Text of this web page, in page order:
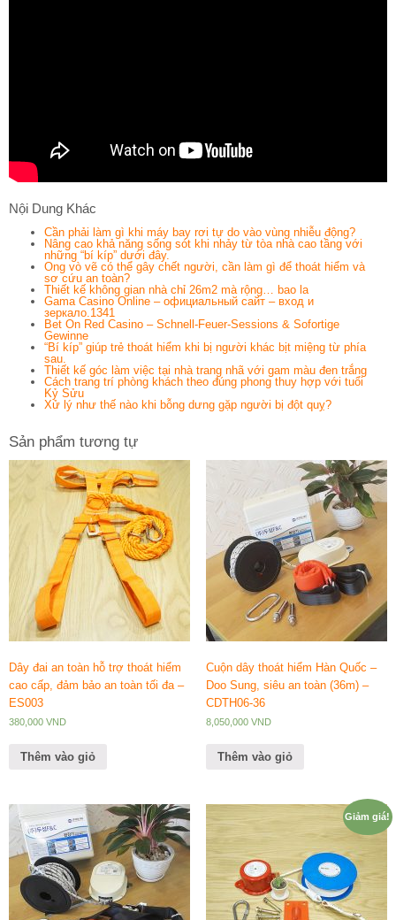
Nội Dung Khác
Cần phải làm gì khi máy bay rơi tự do vào vùng nhiễu động?
Nâng cao khả năng sống sót khi nhảy từ tòa nhà cao tầng với
những “bí kíp” dưới đây.
Ong vò vẽ có thể gây chết người, cần làm gì để thoát hiểm và
sơ cứu an toàn?
Thiết kế không gian nhà chỉ 26m2 mà rộng… bao la
Gama Casino Online – официальный сайт – вход и
зеркало.1341
Bet On Red Casino – Schnell‑Feuer‑Sessions & Sofortige
Gewinne
“Bí kíp” giúp trẻ thoát hiểm khi bị người khác bịt miệng từ phía
sau.
Thiết kế góc làm việc tại nhà trang nhã với gam màu đen trắng
Cách trang trí phòng khách theo đúng phong thuy hợp với tuổi
Kỷ Sửu
Xử lý như thế nào khi bỗng dưng gặp người bị đột quỵ?
Sản phẩm tương tự
Dây đai an toàn hỗ trợ thoát hiểm
cao cấp, đảm bảo an toàn tối đa –
ES003
380,000 VND
Thêm vào giỏ
Cuộn dây thoát hiểm Hàn Quốc –
Doo Sung, siêu an toàn (36m) –
CDTH06-36
8,050,000 VND
Thêm vào giỏ
Giảm giá!